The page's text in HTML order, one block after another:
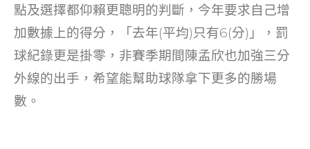
點及選擇都仰賴更聰明的判斷，今年要求自己增
加數據上的得分，「去年(平均)只有6(分)」，罰
球紀錄更是掛零，非賽季期間陳孟欣也加強三分
外線的出手，希望能幫助球隊拿下更多的勝場
數。